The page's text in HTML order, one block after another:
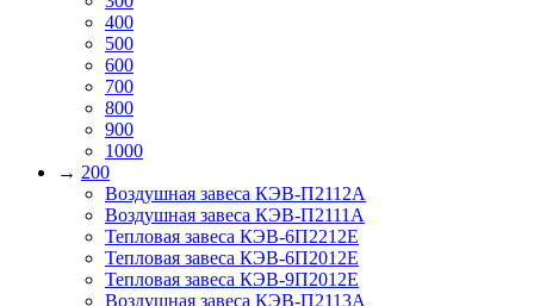
400
500
600
700
800
900
1000
→ 200
Воздушная завеса КЭВ-П2112А
Воздушная завеса КЭВ-П2111A
Тепловая завеса КЭВ-6П2212Е
Тепловая завеса КЭВ-6П2012Е
Тепловая завеса КЭВ-9П2012Е
Воздушная завеса КЭВ-П2113A